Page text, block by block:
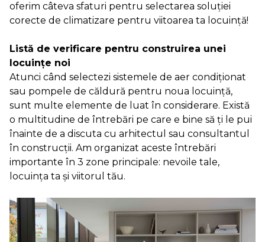
oferim câteva sfaturi pentru selectarea soluţiei
corecte de climatizare pentru viitoarea ta locuinţă!
Listă de verificare pentru construirea unei
locuinţe noi
Atunci când selectezi sistemele de aer condiționat
sau pompele de căldură pentru noua locuință,
sunt multe elemente de luat în considerare. Există
o multitudine de întrebări pe care e bine să ți le pui
înainte de a discuta cu arhitectul sau consultantul
în construcții. Am organizat aceste întrebări
importante în 3 zone principale: nevoile tale,
locuința ta și viitorul tău.